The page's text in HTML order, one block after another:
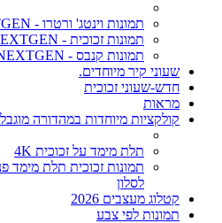
תמונות וינטג' ורטרו - NEXTGEN
תמונות זכוכית - NEXTGEN
תמונות קנבס - NEXTGEN
שעוני קיר מיוחדים.
חדש-שעוני זכוכית
מראות
קולקציות מיוחדות במהדורה
תלת מימד על זכוכית 4K
תמונות זכוכית תלת מימד
לסלון
קטלוג מעצבים 2026
תמונות לפי צבע